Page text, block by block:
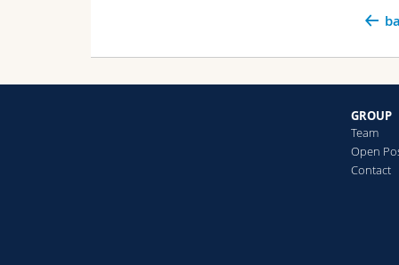
GROUP
Team
Open
Contact